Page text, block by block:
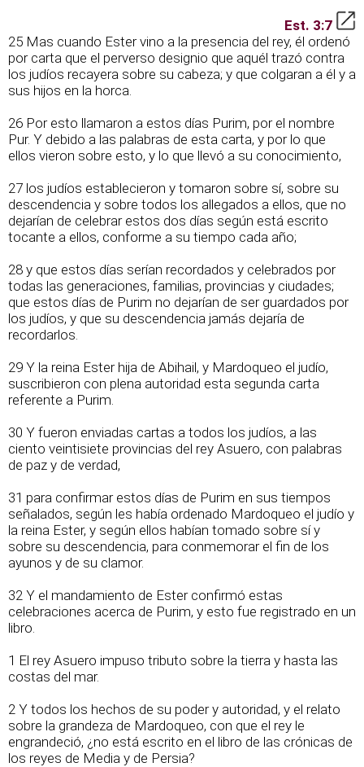
Est. 3:7
25 Mas cuando Ester vino a la presencia del rey, él ordenó
por carta que el perverso designio que aquél trazó contra
los judíos recayera sobre su cabeza; y que colgaran a él y a
sus hijos en la horca.
26 Por esto llamaron a estos días Purim, por el nombre
Pur. Y debido a las palabras de esta carta, y por lo que
ellos vieron sobre esto, y lo que llevó a su conocimiento,
27 los judíos establecieron y tomaron sobre sí, sobre su
descendencia y sobre todos los allegados a ellos, que no
dejarían de celebrar estos dos días según está escrito
tocante a ellos, conforme a su tiempo cada año;
28 y que estos días serían recordados y celebrados por
todas las generaciones, familias, provincias y ciudades;
que estos días de Purim no dejarían de ser guardados por
los judíos, y que su descendencia jamás dejaría de
recordarlos.
29 Y la reina Ester hija de Abihail, y Mardoqueo el judío,
suscribieron con plena autoridad esta segunda carta
referente a Purim.
30 Y fueron enviadas cartas a todos los judíos, a las
ciento veintisiete provincias del rey Asuero, con palabras
de paz y de verdad,
31 para confirmar estos días de Purim en sus tiempos
señalados, según les había ordenado Mardoqueo el judío y
la reina Ester, y según ellos habían tomado sobre sí y
sobre su descendencia, para conmemorar el fin de los
ayunos y de su clamor.
32 Y el mandamiento de Ester confirmó estas
celebraciones acerca de Purim, y esto fue registrado en un
libro.
1 El rey Asuero impuso tributo sobre la tierra y hasta las
costas del mar.
2 Y todos los hechos de su poder y autoridad, y el relato
sobre la grandeza de Mardoqueo, con que el rey le
engrandeció, ¿no está escrito en el libro de las crónicas de
los reyes de Media y de Persia?